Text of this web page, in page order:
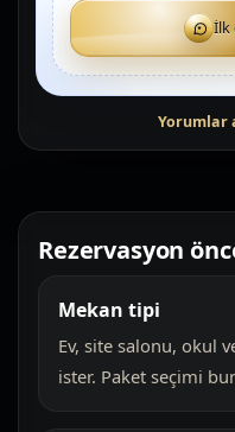
İlk
Rezervasyon
Mekan tipi
Ev, site salonu, okul
ister. Paket seçimi